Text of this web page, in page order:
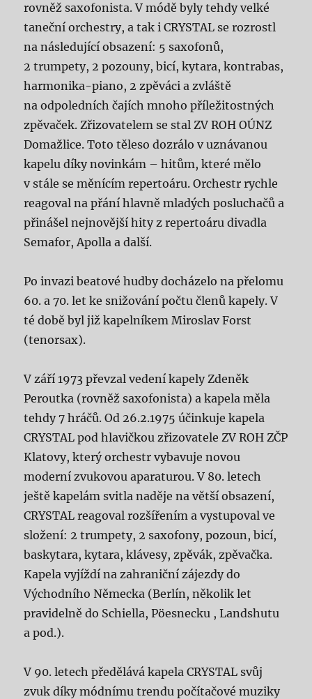
rovněž saxofonista. V módě byly tehdy velké
taneční orchestry, a tak i CRYSTAL se rozrostl
na následující obsazení: 5 saxofonů,
2 trumpety, 2 pozouny, bicí, kytara, kontrabas,
harmonika-piano, 2 zpěváci a zvláště
na odpoledních čajích mnoho příležitostných
zpěvaček. Zřizovatelem se stal ZV ROH OÚNZ
Domažlice. Toto těleso dozrálo v uznávanou
kapelu díky novinkám – hitům, které mělo
v stále se měnícím repertoáru. Orchestr rychle
reagoval na přání hlavně mladých posluchačů a
přinášel nejnovější hity z repertoáru divadla
Semafor, Apolla a další.
Po invazi beatové hudby docházelo na přelomu
60. a 70. let ke snižování počtu členů kapely. V
té době byl již kapelníkem Miroslav Forst
(tenorsax).
V září 1973 převzal vedení kapely Zdeněk
Peroutka (rovněž saxofonista) a kapela měla
tehdy 7 hráčů. Od 26.2.1975 účinkuje kapela
CRYSTAL pod hlavičkou zřizovatele ZV ROH ZČP
Klatovy, který orchestr vybavuje novou
moderní zvukovou aparaturou. V 80. letech
ještě kapelám svitla naděje na větší obsazení,
CRYSTAL reagoval rozšířením a vystupoval ve
složení: 2 trumpety, 2 saxofony, pozoun, bicí,
baskytara, kytara, klávesy, zpěvák, zpěvačka.
Kapela vyjíždí na zahraniční zájezdy do
Východního Německa (Berlín, několik let
pravidelně do Schiella, Pöesnecku , Landshutu
a pod.).
V 90. letech předělává kapela CRYSTAL svůj
zvuk díky módnímu trendu počítačové muziky